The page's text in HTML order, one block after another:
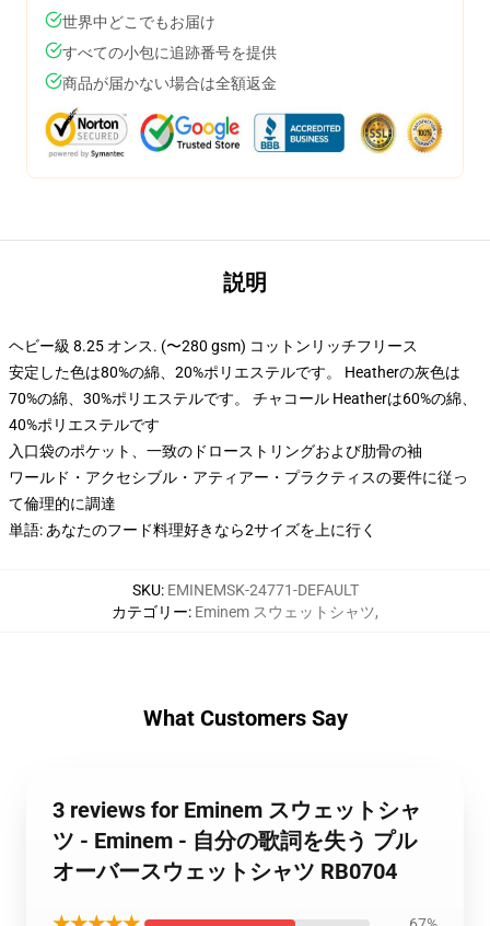
世界中どこでもお届け
すべての小包に追跡番号を提供
商品が届かない場合は全額返金
説明
ヘビー級 8.25 オンス. (〜280 gsm) コットンリッチフリース
安定した色は80%の綿、20%ポリエステルです。 Heatherの灰色は
70%の綿、30%ポリエステルです。 チャコール Heatherは60%の綿、
40%ポリエステルです
入口袋のポケット、一致のドローストリングおよび肋骨の袖
ワールド・アクセシブル・アティアー・プラクティスの要件に従っ
て倫理的に調達
単語: あなたのフード料理好きなら2サイズを上に行く
SKU: EMINEMSK-24771-DEFAULT
カテゴリー: Eminem スウェットシャツ,
What Customers Say
3 reviews for Eminem スウェットシャ
ツ - Eminem - 自分の歌詞を失う プル
オーバースウェットシャツ RB0704